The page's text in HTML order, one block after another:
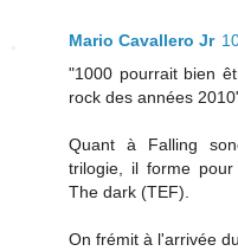
Mario Cavallero Jr
"1000 pourrait bien
rock des années
Quant à Falling
trilogie, il forme
The dark (TEF).
On frémit à l'arrivée